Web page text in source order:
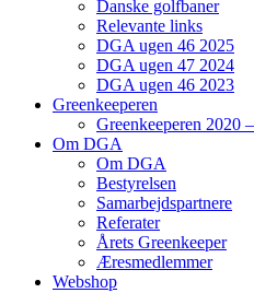
Danske golfbaner
Relevante links
DGA ugen 46 2025
DGA ugen 47 2024
DGA ugen 46 2023
Greenkeeperen
Greenkeeperen 2020
Om DGA
Om DGA
Bestyrelsen
Samarbejdspartnere
Referater
Årets Greenkeeper
Æresmedlemmer
Webshop